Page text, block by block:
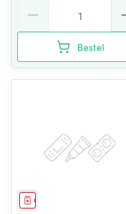
Bestel
Geneesmiddel